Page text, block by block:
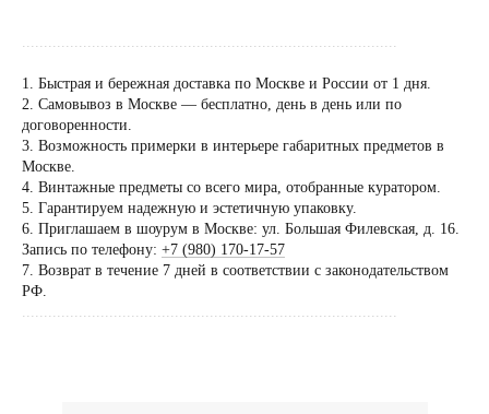
......................................................................................
1. Быстрая и бережная доставка по Москве и России от 1 дня.
2. Самовывоз в Москве — бесплатно, день в день или по
договоренности.
3. Возможность примерки в интерьере габаритных предметов в
Москве.
4. Винтажные предметы со всего мира, отобранные куратором.
5. Гарантируем надежную и эстетичную упаковку.
6. Приглашаем в шоурум в Москве: ул. Большая Филевская, д. 16.
Запись по телефону: +7 (980) 170-17-57
7. Возврат в течение 7 дней в соответствии с законодательством
РФ.
......................................................................................
Вы можете
Евгении
архитектору и
Посещение только
договоренности